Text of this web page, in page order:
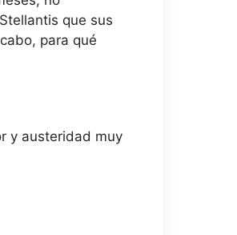
que sus
para qué
y austeridad muy